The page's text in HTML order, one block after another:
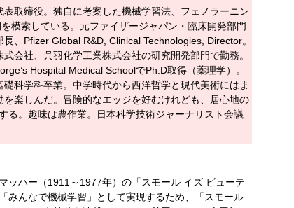
表取締役。独自に考案した機械学習法、フェノラーニン
模索している。元ファイザージャパン・臨床開発部門
、Pfizer Global R&D, Clinical Technologies, Director。
式会社、呉羽化学工業株式会社の研究開発部門で勤務。
Hospital Medical SchoolでPh.D取得（薬理学）。
科学科卒業。中学時代から西洋哲学と現代美術にはま
を楽しんだ。冒険的なエッジを好むけれども、居心地の
る。趣味は農作業。日本科学技術ジャーナリスト会議
ッハー（1911～1977年）の「スモール イズ ビューテ
みんなで機械学習」として実現するため、「スモール